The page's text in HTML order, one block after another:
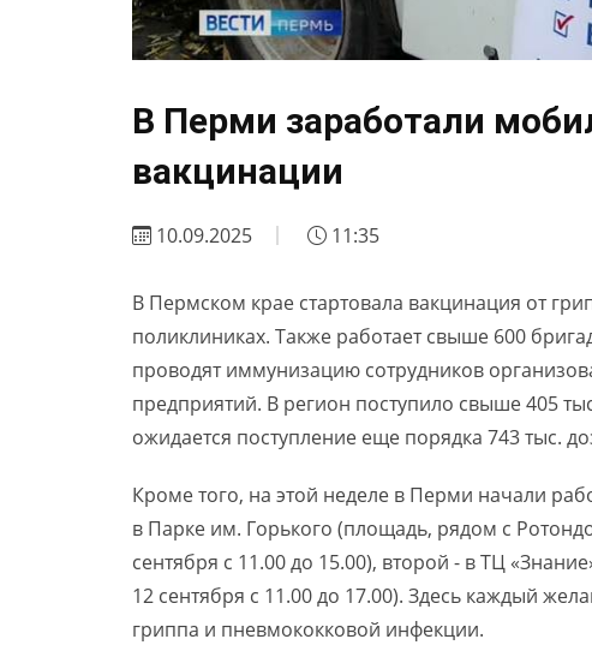
В Перми заработали
вакцинации
10.09.2025 11:35
В Пермском крае стартовала вакцинация от
поликлиниках. Также работает свыше 600
проводят иммунизацию сотрудников
предприятий. В регион поступило свыше 405
ожидается поступление еще порядка 743 тыс.
Кроме того, на этой неделе в Перми начали
в Парке им. Горького (площадь, рядом с
сентября с 11.00 до 15.00), второй - в ТЦ
12 сентября с 11.00 до 17.00). Здесь каждый
гриппа и пневмококковой инфекции.